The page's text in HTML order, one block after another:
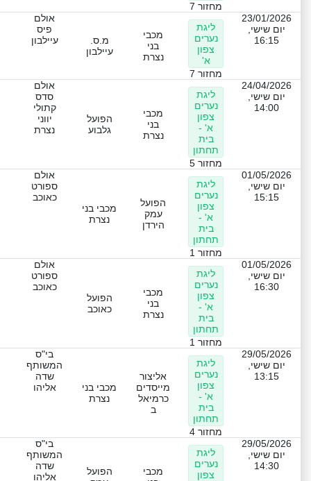
מחזור 7
23/01/2026
יום שישי,
16:15
ליגת
נערים
צפון
א'
מחזור 7
מכבי
בני
נצרת
מ.ס.
עיילבון
אולם
פיס
עיילבון
24/04/2026
יום שישי,
14:00
ליגת
נערים
צפון
א' -
בית
תחתון
מחזור 5
מכבי
בני
נצרת
הפועל
גלבוע
אולם
סדס
קתולי
יווני
נצרת
01/05/2026
יום שישי,
15:15
ליגת
נערים
צפון
א' -
בית
תחתון
מחזור 1
הפועל
עמק
הירדן
מכבי בני
נצרת
אולם
ספורט
כאוכב
01/05/2026
יום שישי,
16:30
ליגת
נערים
צפון
א' -
בית
תחתון
מחזור 1
מכבי
בני
נצרת
הפועל
כאוכב
אולם
ספורט
כאוכב
29/05/2026
יום שישי,
13:15
ליגת
נערים
צפון
א' -
בית
תחתון
מחזור 4
אליצור
מייסדים
כרמיאל
ב
מכבי בני
נצרת
בי"ס
המשותף
שדה
אליהו
29/05/2026
יום שישי,
14:30
ליגת
נערים
צפון
מכבי
הפועל
בי"ס
המשותף
שדה
אליהו